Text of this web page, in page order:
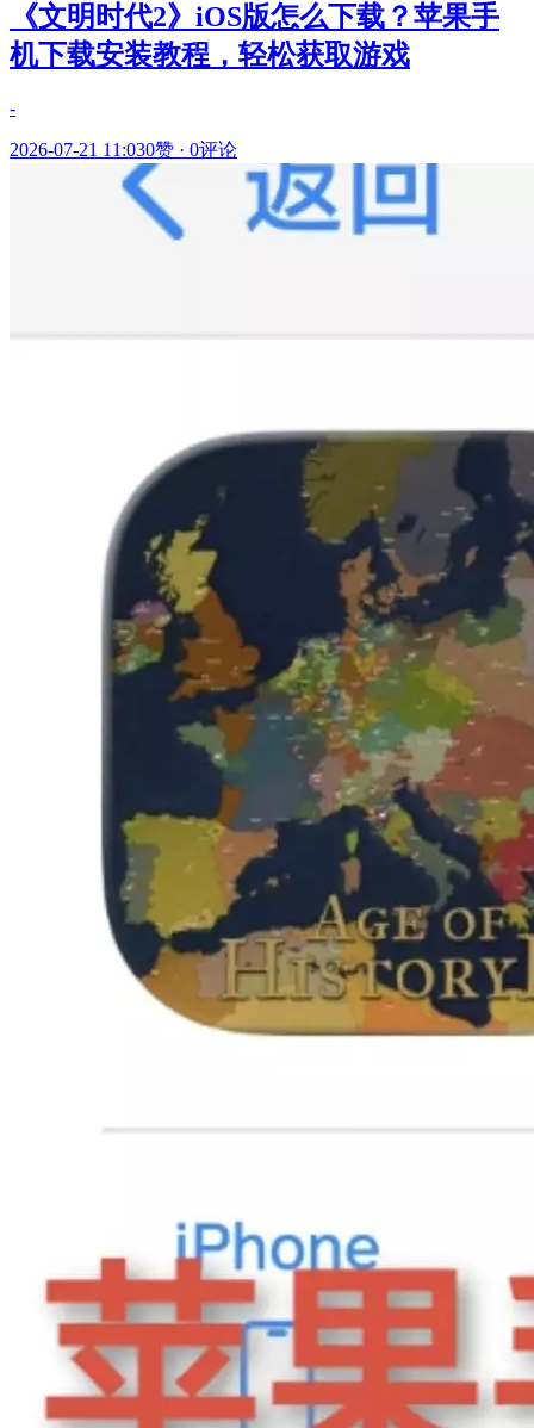
《文明时代2》iOS版怎么下载？苹果手
机下载安装教程，轻松获取游戏
-
2026-07-21 11:030赞 · 0评论